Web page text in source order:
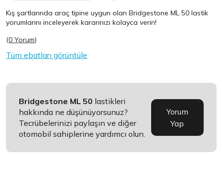
Kış şartlarında araç tipine uygun olanBridgestone ML 50 lastik
yorumlarını inceleyerek kararınızı kolayca verin!
(0 Yorum)
Tüm ebatları görüntüle
Bridgestone ML 50 lastikleri
hakkında ne düşünüyorsunuz?
Tecrübelerinizi paylaşın ve diğer
otomobil sahiplerine yardımcı olun.
Yorum
Yap